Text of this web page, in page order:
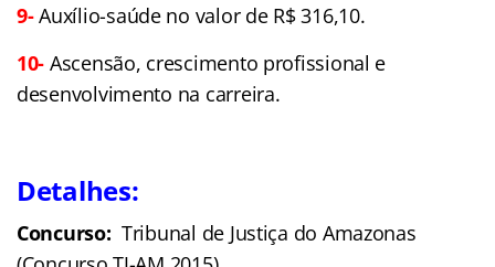
9-Auxílio-saúde no valor de R$ 316,10.
10- Ascensão, crescimento profissional e
desenvolvimento na carreira.
Detalhes:
Concurso:Tribunal de Justiça do Amazonas